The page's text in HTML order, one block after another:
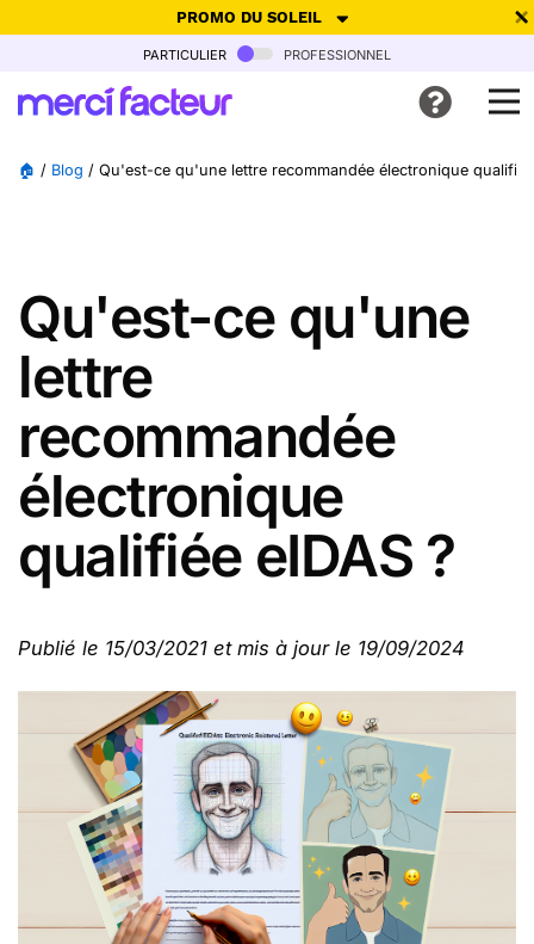
PROMO DU SOLEIL
-30% de réduction avec le code SUMMER26pour envoyer des
particulier professionnel
🏠 / Blog / Qu'est-ce qu'une lettre recommandée électronique qualifiée
Qu'est-ce qu'une
lettre
recommandée
électronique
qualifiée eIDAS ?
Publié le 15/03/2021 et mis à jour le 19/09/2024